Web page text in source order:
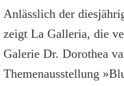
Anlässlich der
zeigt La Galleria, die
Galerie Dr. Dorothea
Themenausstellung